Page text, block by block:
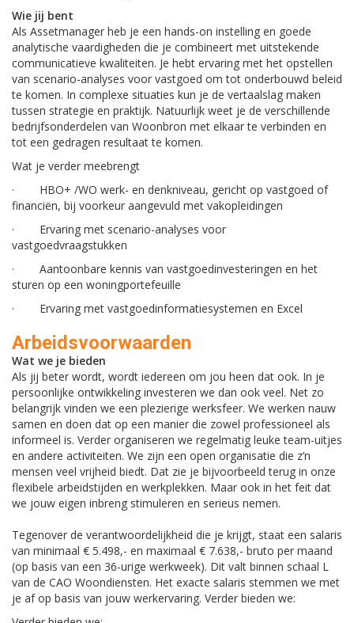
Wie jij bent
Als Assetmanager heb je een hands-on instelling en goede
analytische vaardigheden die je combineert met uitstekende
communicatieve kwaliteiten. Je hebt ervaring met het opstellen
van scenario-analyses voor vastgoed om tot onderbouwd beleid
te komen. In complexe situaties kun je de vertaalslag maken
tussen strategie en praktijk. Natuurlijk weet je de verschillende
bedrijfsonderdelen van Woonbron met elkaar te verbinden en
tot een gedragen resultaat te komen.
Wat je verder meebrengt
· HBO+ /WO werk- en denkniveau, gericht op vastgoed of
financiën, bij voorkeur aangevuld met vakopleidingen
· Ervaring met scenario-analyses voor
vastgoedvraagstukken
· Aantoonbare kennis van vastgoedinvesteringen en het
sturen op een woningportefeuille
· Ervaring met vastgoedinformatiesystemen en Excel
Arbeidsvoorwaarden
Wat we je bieden
Als jij beter wordt, wordt iedereen om jou heen dat ook. In je
persoonlijke ontwikkeling investeren we dan ook veel. Net zo
belangrijk vinden we een plezierige werksfeer. We werken nauw
samen en doen dat op een manier die zowel professioneel als
informeel is. Verder organiseren we regelmatig leuke team-uitjes
en andere activiteiten. We zijn een open organisatie die z’n
mensen veel vrijheid biedt. Dat zie je bijvoorbeeld terug in onze
flexibele arbeidstijden en werkplekken. Maar ook in het feit dat
we jouw eigen inbreng stimuleren en serieus nemen.
Tegenover de verantwoordelijkheid die je krijgt, staat een salaris
van minimaal € 5.498,- en maximaal € 7.638,- bruto per maand
(op basis van een 36-urige werkweek). Dit valt binnen schaal L
van de CAO Woondiensten. Het exacte salaris stemmen we met
je af op basis van jouw werkervaring. Verder bieden we: